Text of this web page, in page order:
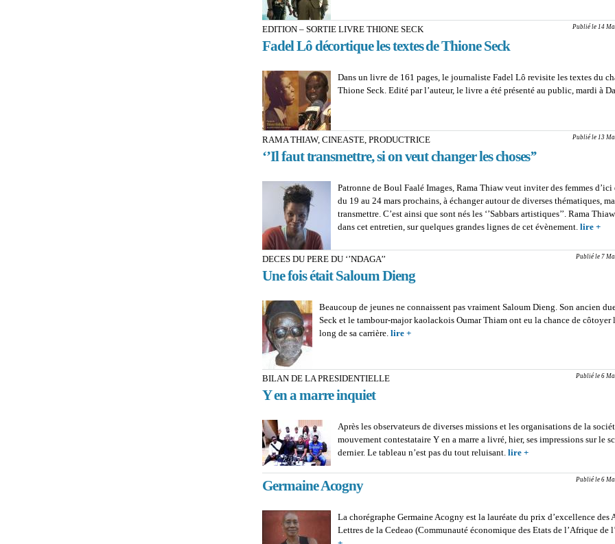
Publié le 14
EDITION – SORTIE LIVRE THIONE SECK
Fadel Lô décortique les textes de Thione Seck
Dans un livre de 161 pages, le journaliste Fadel Lô revisite les textes du
Thione Seck. Edité par l’auteur, le livre a été présenté au public, mardi à
Publié le 13
RAMA THIAW, CINEASTE, PRODUCTRICE
‘’Il faut transmettre, si on veut changer les choses’’
Patronne de Boul Faalé Images, Rama Thiaw veut inviter des femmes d’ici
du 19 au 24 mars prochains, à échanger autour de diverses thématiques,
transmettre. C’est ainsi que sont nés les ‘’Sabbars artistiques’’. Rama
dans cet entretien, sur quelques grandes lignes de cet évènement. lire +
on
les
Publié le 7
DECES DU PERE DU ‘’NDAGA’’
Une fois était Saloum Dieng
Beaucoup de jeunes ne connaissent pas vraiment Saloum Dieng. Son ancien
Seck et le tambour-major kaolackois Oumar Thiam ont eu la chance de côtoyer
long de sa carrière. lire +
Publié le 6
BILAN DE LA PRESIDENTIELLE
Y en a marre inquiet
Après les observateurs de diverses missions et les organisations de la
mouvement contestataire Y en a marre a livré, hier, ses impressions sur le
dernier. Le tableau n’est pas du tout reluisant. lire +
marre inquietPublié le 6
Germaine Acogny
La chorégraphe Germaine Acogny est la lauréate du prix d’excellence des
Lettres de la Cedeao (Communauté économique des Etats de l’Afrique de